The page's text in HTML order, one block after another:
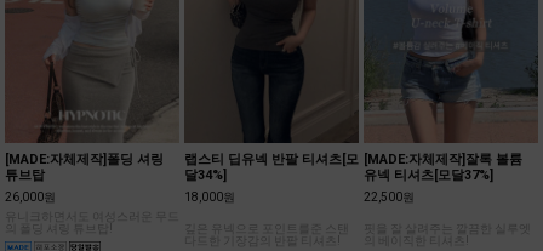
[MADE:자체제작]폴딩 셔링
튜브탑
26,000원
의 폴딩 셔링 튜브탑!
랩스티 딥유넥 반팔 티셔츠[모
달34%]
18,000원
다드한 기장감의 반팔 티셔츠!
[MADE:자체제작]잘록 볼륨
유넥 티셔츠[모달37%]
22,500원
핏을 잘 살려주는 깔끔한 실루엣
의 베이직한 티셔츠!